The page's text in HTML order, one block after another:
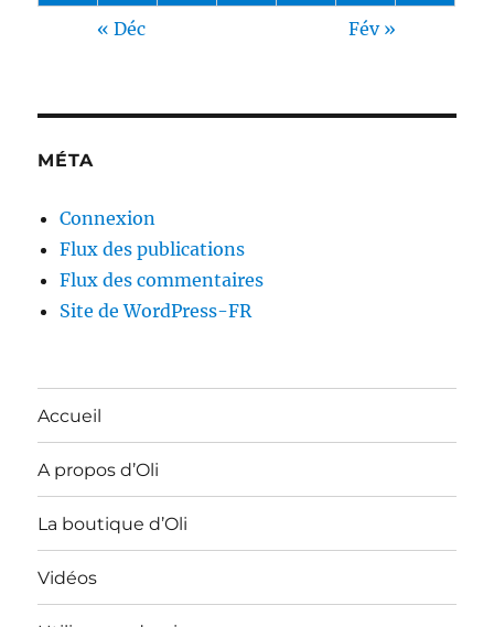
« Déc Fév »
MÉTA
Connexion
Flux des publications
Flux des commentaires
Site de WordPress-FR
Accueil
A propos d’Oli
La boutique d’Oli
Vidéos